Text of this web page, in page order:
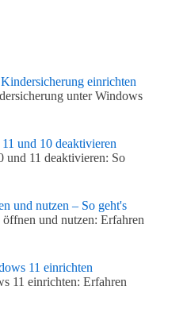
einrichten
unter Windows
und 10 deaktivieren
und 11 deaktivieren: So
und nutzen – So geht's
und nutzen: Erfahren
11 einrichten
11 einrichten: Erfahren